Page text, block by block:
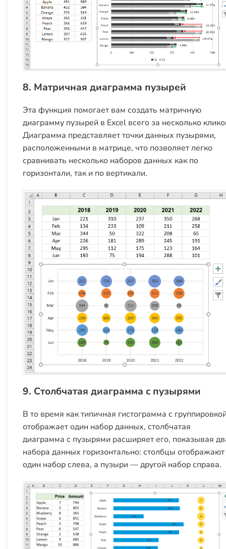
8. Матричная диаграмма пузырей
Эта функция помогает вам создать матричную
диаграмму пузырей в Excel всего за несколько
Диаграмма представляет точки данных пузырями,
расположенными в матрице, что позволяет легко
сравнивать несколько наборов данных как по
горизонтали, так и по вертикали.
9. Столбчатая диаграмма с пузырями
В то время как типичная гистограмма с
отображает один набор данных, столбчатая
диаграмма с пузырями расширяет его, показывая
набора данных горизонтально: столбцы отображают
один набор слева, а пузыри — другой набор справа.